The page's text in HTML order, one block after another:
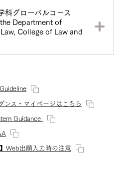
科グローバルコース
Department of
College of Law and
ンス・マイページはこちら
Guidance
Web出願入力時の注意